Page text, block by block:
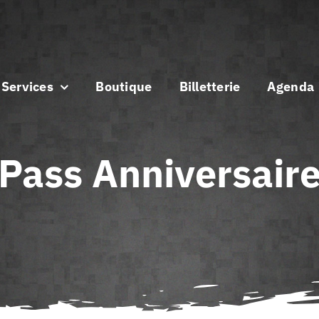
Services Boutique Billetterie Agenda
Pass